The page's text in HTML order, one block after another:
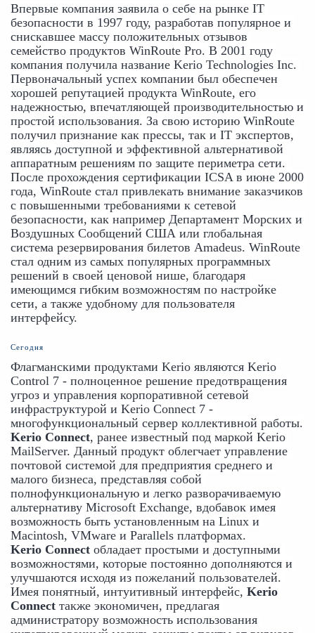
Впервые компания заявила о себе на рынке IT
безопасности в 1997 году, разработав популярное и
снискавшее массу положительных отзывов
семейство продуктов WinRoute Pro. В 2001 году
компания получила название Kerio Technologies Inc.
Первоначальный успех компании был обеспечен
хорошей репутацией продукта WinRoute, его
надежностью, впечатляющей производительностью и
простой использования. За свою историю WinRoute
получил признание как прессы, так и IT экспертов,
являясь доступной и эффективной альтернативой
аппаратным решениям по защите периметра сети.
После прохождения сертификации ICSA в июне 2000
года, WinRoute стал привлекать внимание заказчиков
с повышенными требованиями к сетевой
безопасности, как например Департамент Морских и
Воздушных Сообщений США или глобальная
система резервирования билетов Amadeus. WinRoute
cтал одним из самых популярных программных
решений в своей ценовой нише, благодаря
имеющимся гибким возможностям по настройке
сети, а также удобному для пользователя
интерфейсу.
Сегодня
Флагманскими продуктами Kerio являются Kerio
Control 7 - полноценное решение предотвращения
угроз и управления корпоративной сетевой
инфраструктурой и Kerio Connect 7 -
многофункциональный сервер коллективной работы.
Kerio Connect, ранее известный под маркой Kerio
MailServer. Данный продукт облегчает управление
почтовой системой для предприятия среднего и
малого бизнеса, представляя собой
полнофункциональную и легко разворачиваемую
альтернативу Microsoft Exchange, вдобавок имея
возможность быть установленным на Linux и
Macintosh, VMware и Parallels платформах.
Kerio Connect обладает простыми и доступными
возможностями, которые постоянно дополняются и
улучшаются исходя из пожеланий пользователей.
Имея понятный, интуитивный интерфейс, Kerio
Connect также экономичен, предлагая
администратору возможность использования